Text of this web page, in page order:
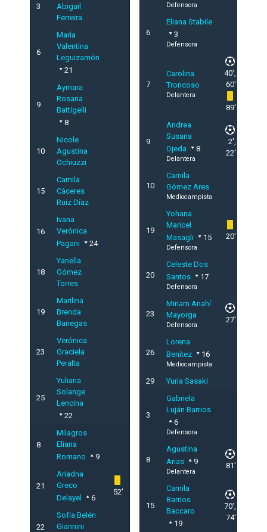
3
Abigail
Ferreira
6
María
Valentina
Leguizamón
21
9
Aymara
Rosana
Battigelli
8
10
Nicole
Agustina
Ochiuzzi
15
Camila
Cáceres
Ruiz Díaz
16
Ivana
Verónica
Pagani
24
18
Yanella
Gómez
Torres
19
Marilina
Brenda
Banegas
23
Verónica
Graciela
Peralta
25
Yuliana
Solange
Lencina
22
8
Milagros
Eliana
Romano
9
21
Ariadna
Greco
Delayel
6
52'
22
Sofía Belén
Giannini
Defensora
6
Eliana Stabile
3
Defensora
7
Carolina
Troncoso
Delantera
40',
60'
89'
9
Andrea
Susana
Ojeda
8
Delantera
2',
22'
10
Camila
Gómez Ares
Mediocampista
19
Yohana
Maricel
Masagli
15
Defensora
20'
20
Celeste Dos
Santos
17
Defensora
23
Miriam Anahí
Mayorga
Defensora
27'
26
Lorena
Benítez
16
Mediocampista
29 Yuria Sasaki
3
Gabriela
Luján Barrios
6
Defensora
8
Agustina
Arias
9
Delantera
81'
15
Camila
Barrios
Baccaro
19
70',
74'